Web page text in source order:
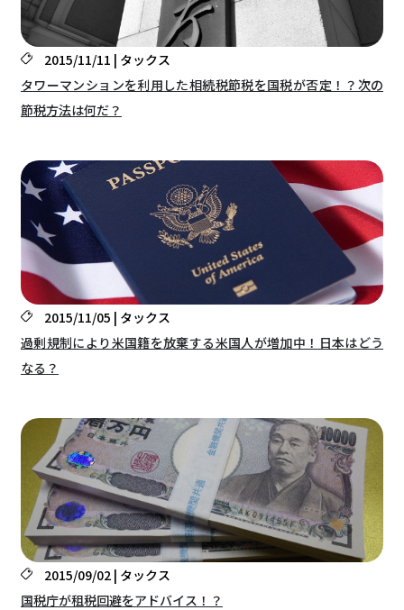
2015/11/11 | タックス
タワーマンションを利用した相続税節税を国税が否定！？次の
節税方法は何だ？
2015/11/05 | タックス
過剰規制により米国籍を放棄する米国人が増加中！日本はどう
なる？
2015/09/02 | タックス
国税庁が租税回避をアドバイス！？